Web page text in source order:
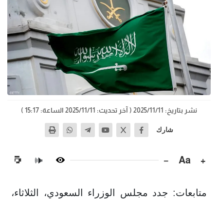
نشر بتاريخ: 2025/11/11 ( آخر تحديث: 2025/11/11 الساعة: 15:17 )
شارك
+
Aa
−
🔊
متابعات: جدد مجلس الوزراء السعودي، الثلاثاء،